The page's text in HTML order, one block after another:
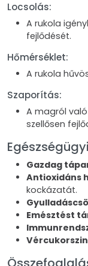
Locsolás:
A rukola
fejlődését.
Hőmérséklet:
A rukola
Szaporítás:
A magról
szellősen
Gazdag
Antioxidáns
kockázatát.
Emésztést